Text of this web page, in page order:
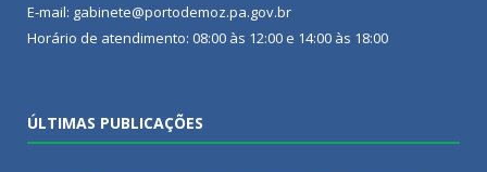
E-mail: gabinete@portodemoz.pa.gov.br
Horário de atendimento: 08:00 às 12:00 e 14:00 às 18:00
ÚLTIMAS PUBLICAÇÕES